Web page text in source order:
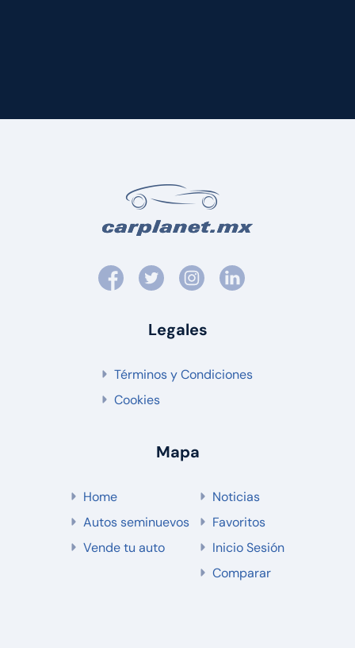
Legales
Términos y Condiciones
Cookies
Mapa
Home
Autos seminuevos
Vende tu auto
Noticias
Favoritos
Inicio Sesión
Comparar